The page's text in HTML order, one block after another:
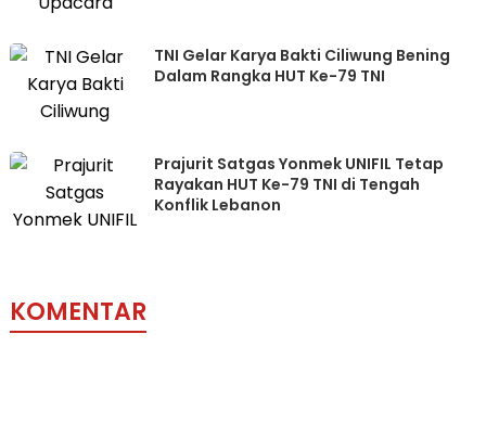
TNI Gelar Karya Bakti Ciliwung Bening
Dalam Rangka HUT Ke-79 TNI
Prajurit Satgas Yonmek UNIFIL Tetap
Rayakan HUT Ke-79 TNI di Tengah
Konflik Lebanon
KOMENTAR